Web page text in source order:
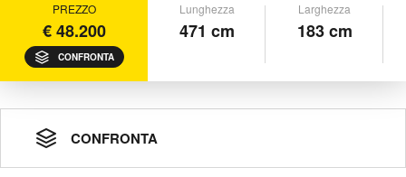
PREZZO
€ 48.200
CONFRONTA
Lunghezza
471 cm
Larghezza
183 cm
CONFRONTA